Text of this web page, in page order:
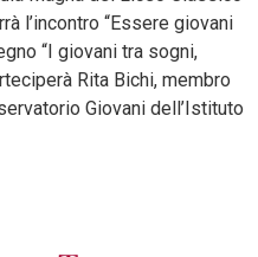
l’incontro “Essere giovani
“I giovani tra sogni,
Rita Bichi, membro
Giovani dell’Istituto